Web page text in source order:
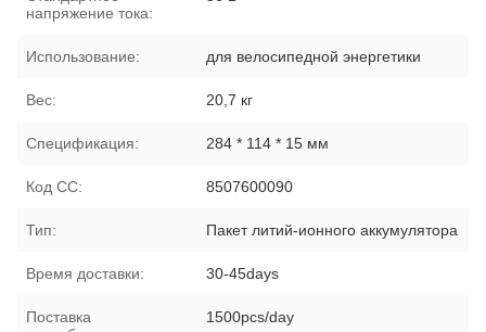
напряжение тока:
Использование: для велосипедной энергетики
Вес: 20,7 кг
Спецификация: 284 * 114 * 15 мм
Код СС: 8507600090
Тип: Пакет литий-ионного аккумулятора
Время доставки: 30-45days
Поставка
1500pcs/day